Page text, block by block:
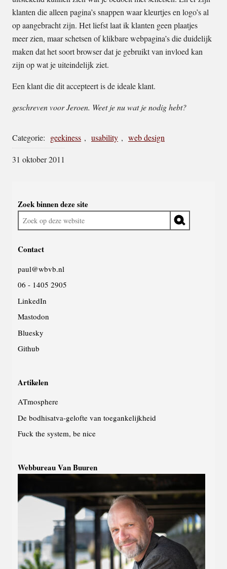
klanten die alleen pagina’s snappen waar kleurtjes en logo’s al
op aangebracht zijn. Het liefst laat ik klanten geen plaatjes
meer zien, maar schetsen of klikbare webpagina’s die duidelijk
maken dat het soort browser dat je gebruikt van invloed kan
zijn op wat je uiteindelijk ziet.
Een klant die dit accepteert is de ideale klant.
geschreven voor Jeroen. Weet je nu wat je nodig hebt?
Categorie: geekiness , usability , web design
31 oktober 2011
algemeen
Zoek binnen deze site
Zoek
op
website
Contact
paul@wbvb.nl
06 - 1405 2905
LinkedIn
Mastodon
Bluesky
Github
Artikelen
ATmosphere
De bodhisatva-gelofte van toegankelijkheid
Fuck the system, be nice
Webbureau Van Buuren